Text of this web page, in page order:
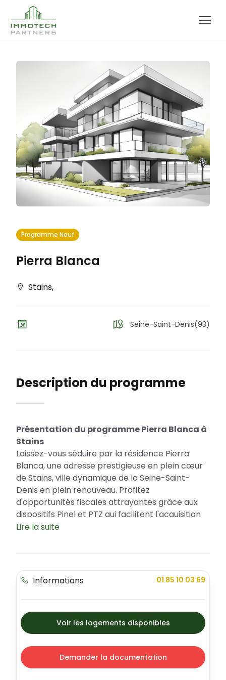
Programme Neuf
Pierra Blanca
Stains,
Seine-Saint-Denis(93)
Description du programme
Présentation du programme Pierra Blanca à
Stains
Laissez-vous séduire par la résidence Pierra
Blanca, une adresse prestigieuse en plein cœur
de Stains, ville dynamique de la Seine-Saint-
Denis en plein renouveau. Profitez
d'opportunités fiscales attrayantes grâce aux
dispositifs Pinel et PTZ qui facilitent l'acquisition
de votre résidence principale ou de votre
résidence qui allie élégance, modernité et
répondant à tous les besoins.
Située en centre-ville de Stains, la résidence
Pierra Blanca bénéficie d'une localisation
privilégiée avec une multitude de services et
d'équipements à proximité. La ville de Stains
offre une qualité de vie élevée avec ses
Lire la suite
Informations 01 85 10 03 69
Voir les logements disponibles
Demander la documentation